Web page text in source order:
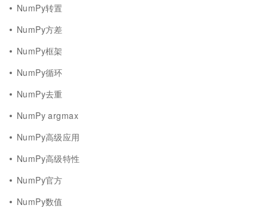
NumPy转置
NumPy方差
NumPy框架
NumPy循环
NumPy去重
NumPy argmax
NumPy高级应用
NumPy高级特性
NumPy官方
NumPy数值